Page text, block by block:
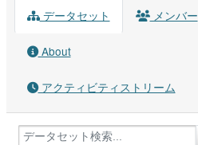
データセット メンバー
About
アクティビティストリーム